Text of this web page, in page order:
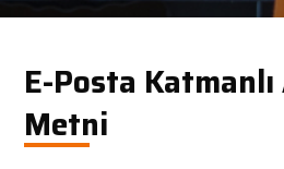
E-Posta
Metni